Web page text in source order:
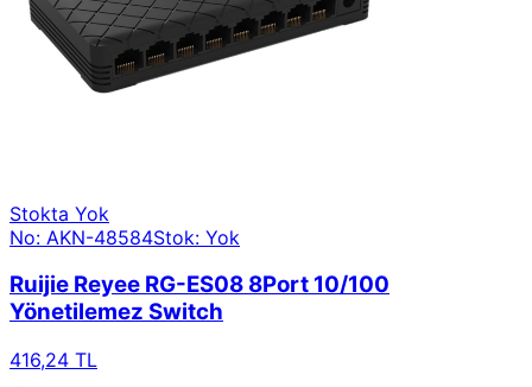
Stokta Yok
No: AKN-48584Stok: Yok
Ruijie Reyee RG-ES08 8Port 10/100
Yönetilemez Switch
416,24 TL